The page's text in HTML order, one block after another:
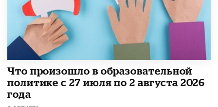
​Что произошло в образовательной
политике с 27 июля по 2 августа 2026
года